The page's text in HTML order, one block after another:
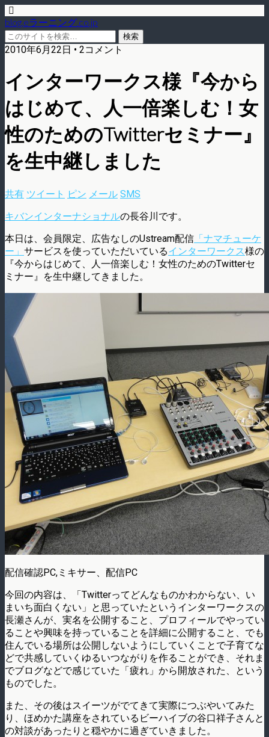
blog.eラーニング.co.jp
2010年6月22日 • 2コメント
インターワークス様『今から
はじめて、人一倍楽しむ！女
性のためのTwitterセミナー』
を生中継しました
共有 ツイート ピン メール SMS
キバンインターナショナルの長谷川です。
本日は、会員限定、広告なしのUstream配信 「ナマチューケ
ー」 サービスを使っていただいているインターワークス様の
『今からはじめて、人一倍楽しむ！女性のためのTwitterセ
ミナー』を生中継してきました。
配信確認PC,ミキサー、配信PC
今回の内容は、「Twitterってどんなものかわからない、い
まいち面白くない」と思っていたというインターワークスの
長瀬さんが、実名を公開すること、プロフィールでやってい
ることや興味を持っていることを詳細に公開すること、でも
住んでいる場所は公開しないようにしていくことで子育てな
どで共感していくゆるいつながりを作ることができ、それま
でブログなどで感じていた「疲れ」から開放された、という
ものでした。
また、その後はスイーツがでてきて実際につぶやいてみた
り、ほめかた講座をされているビーハイブの谷口祥子さんと
の対談があったりと穏やかに過ぎていきました。